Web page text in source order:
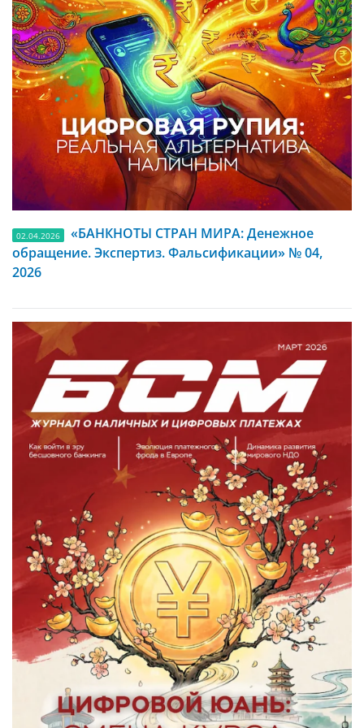
02.04.2026
«БАНКНОТЫ СТРАН МИРА: Денежное
обращение. Экспертиз. Фальсификации» № 04,
2026